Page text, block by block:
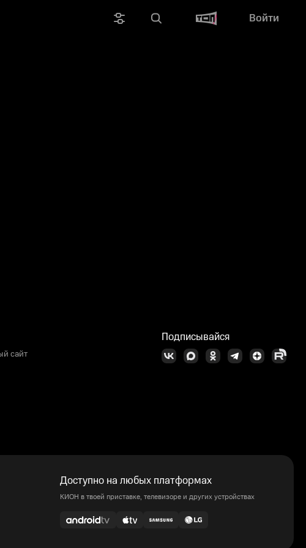
Войти
сайт
Подписывайся
Доступно на любых платформах
КИОН в твоей приставке, телевизоре и других устройствах